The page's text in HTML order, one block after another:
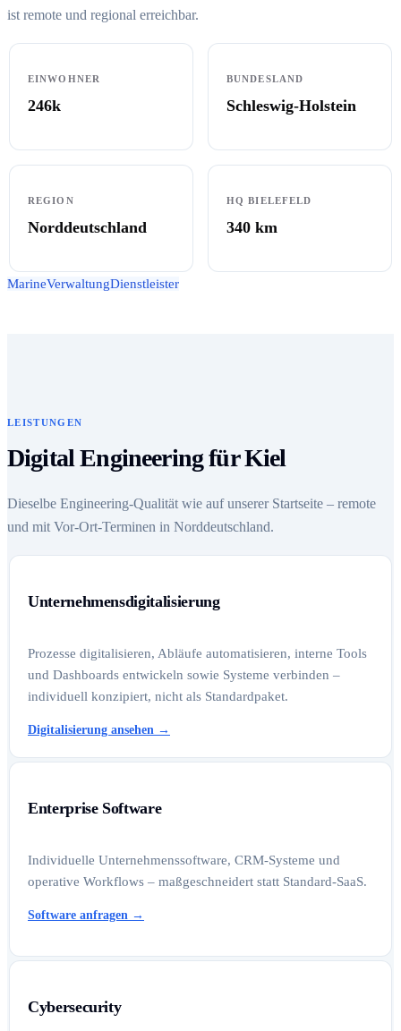
ist remote und regional erreichbar.
EINWOHNER
246k
BUNDESLAND
Schleswig-Holstein
REGION
Norddeutschland
HQ BIELEFELD
340 km
MarineVerwaltungDienstleister
LEISTUNGEN
Digital Engineering für Kiel
Dieselbe Engineering-Qualität wie auf unserer Startseite – remote
und mit Vor-Ort-Terminen in Norddeutschland.
Unternehmensdigitalisierung
Prozesse digitalisieren, Abläufe automatisieren, interne Tools
und Dashboards entwickeln sowie Systeme verbinden –
individuell konzipiert, nicht als Standardpaket.
Digitalisierung ansehen →
Enterprise Software
Individuelle Unternehmenssoftware, CRM-Systeme und
operative Workflows – maßgeschneidert statt Standard-SaaS.
Software anfragen →
Cybersecurity